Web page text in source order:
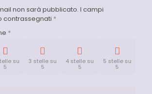
non sarà pubblicato. I campi
contrassegnati *
*
su
5
3 stelle su
5
4 stelle su
5
5 stelle su
5